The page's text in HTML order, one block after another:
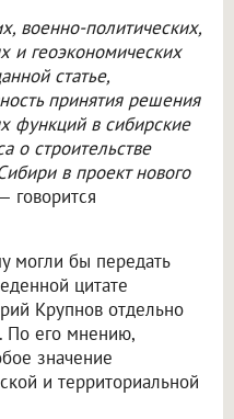
военно-политических,
и геоэкономических
статье,
принятия решения
функций в сибирские
о строительстве
в проект нового
говорится
могли бы передать
цитате
Крупнов отдельно
По его мнению,
значение
и территориальной